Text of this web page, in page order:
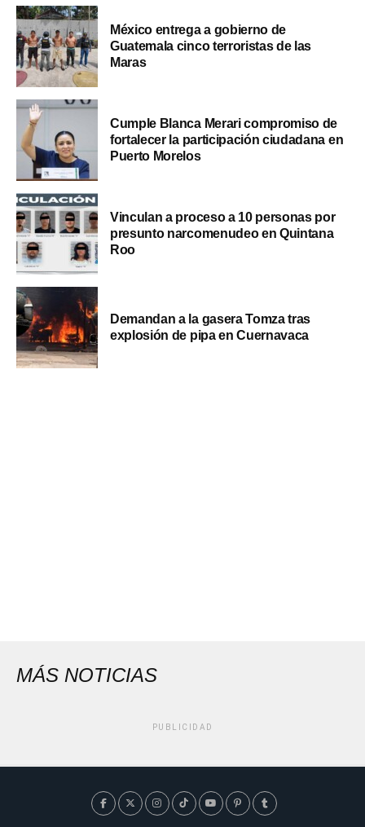
México entrega a gobierno de
Guatemala cinco terroristas de las
Maras
Cumple Blanca Merari compromiso de
fortalecer la participación ciudadana en
Puerto Morelos
Vinculan a proceso a 10 personas por
presunto narcomenudeo en Quintana
Roo
Demandan a la gasera Tomza tras
explosión de pipa en Cuernavaca
MÁS NOTICIAS
PUBLICIDAD